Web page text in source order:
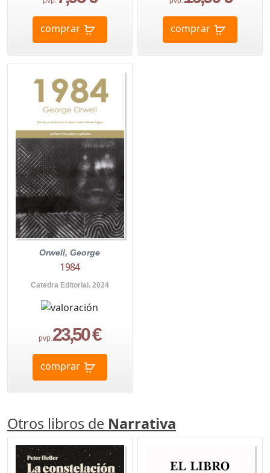
comprar comprar
Orwell, George
1984
Catedra Editorial. 2024
pvp.23,50 €
comprar
Otros libros de Narrativa